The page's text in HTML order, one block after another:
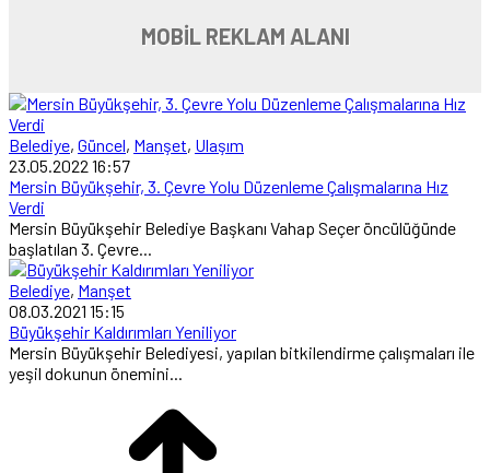
MOBİL REKLAM ALANI
Belediye, Güncel, Manşet, Ulaşım
23.05.2022 16:57
Mersin Büyükşehir, 3. Çevre Yolu Düzenleme Çalışmalarına Hız
Verdi
Mersin Büyükşehir Belediye Başkanı Vahap Seçer öncülüğünde
başlatılan 3. Çevre...
Belediye, Manşet
08.03.2021 15:15
Büyükşehir Kaldırımları Yeniliyor
Mersin Büyükşehir Belediyesi, yapılan bitkilendirme çalışmaları ile
yeşil dokunun önemini...